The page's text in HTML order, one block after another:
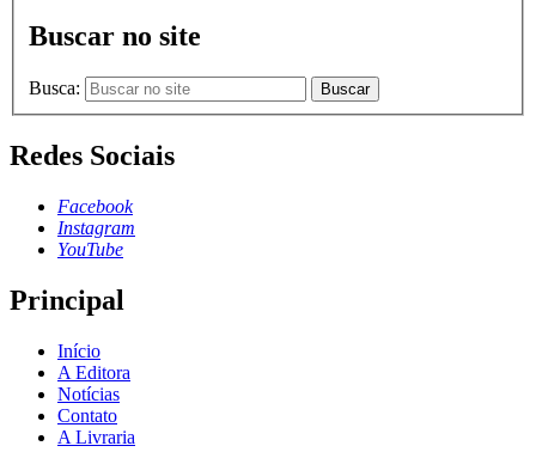
Buscar no site
Busca: Buscar
Redes Sociais
Facebook
Instagram
YouTube
Principal
Início
A Editora
Notícias
Contato
A Livraria